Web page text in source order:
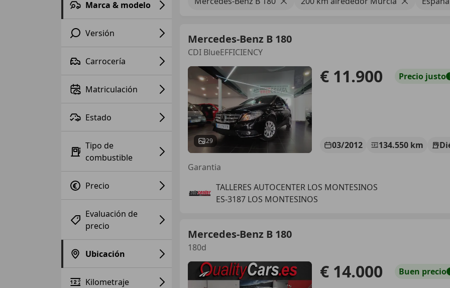
Marca & modelo
Versión
Carrocería
Matriculación
Estado
Tipo de
combustible
Precio
Evaluación de
precio
Ubicación
Kilometraje
Mercedes-Benz B 180
CDI BlueEFFICIENCY
29
€ 11.900 Precio justo
03/2012 134.550 km
Garantia
TALLERES AUTOCENTER LOS MONTESINOS
ES-3187 LOS MONTESINOS
Mercedes-Benz B 180
180d
€ 14.000 Buen precio